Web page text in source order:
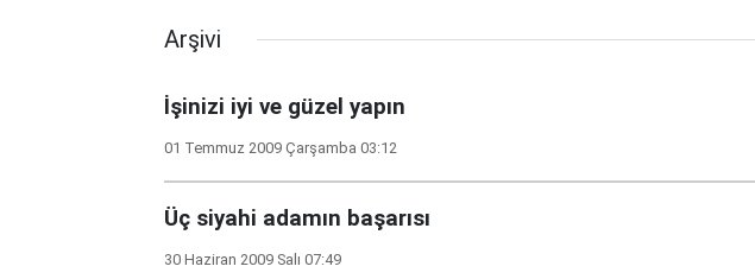
Arşivi
İşinizi iyi ve güzel yapın
01 Temmuz 2009 Çarşamba 03:12
Üç siyahi adamın başarısı
30 Haziran 2009 Salı 07:49